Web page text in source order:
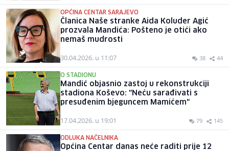
OPĆINA CENTAR SARAJEVO
Članica Naše stranke Aida Koluder Agić
prozvala Mandića: Pošteno je otići ako
nemaš mudrosti
30.04.2026. u 11:07 38 44
O STADIONU
Mandić objasnio zastoj u rekonstrukciji
stadiona Koševo: "Neću sarađivati s
presuđenim bjeguncem Mamićem"
17.04.2026. u 19:01 79 145
ODLUKA NAČELNIKA
Općina Centar danas neće raditi prije 12